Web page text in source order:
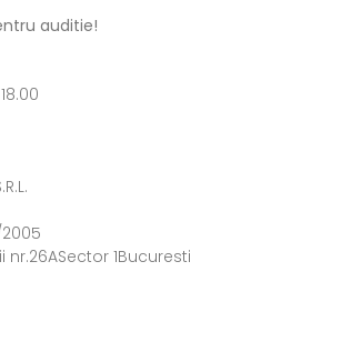
auditie!
1Bucuresti